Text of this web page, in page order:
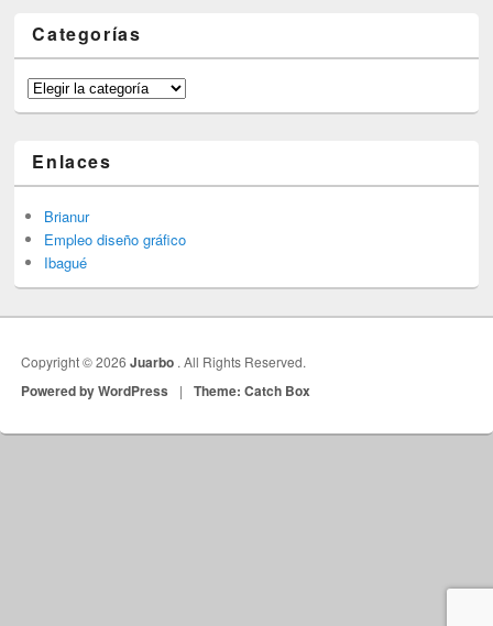
Categorías
Categorías
Enlaces
Brianur
Empleo diseño gráfico
Ibagué
Copyright © 2026Juarbo . All Rights Reserved.
Powered by WordPress | Theme: Catch Box